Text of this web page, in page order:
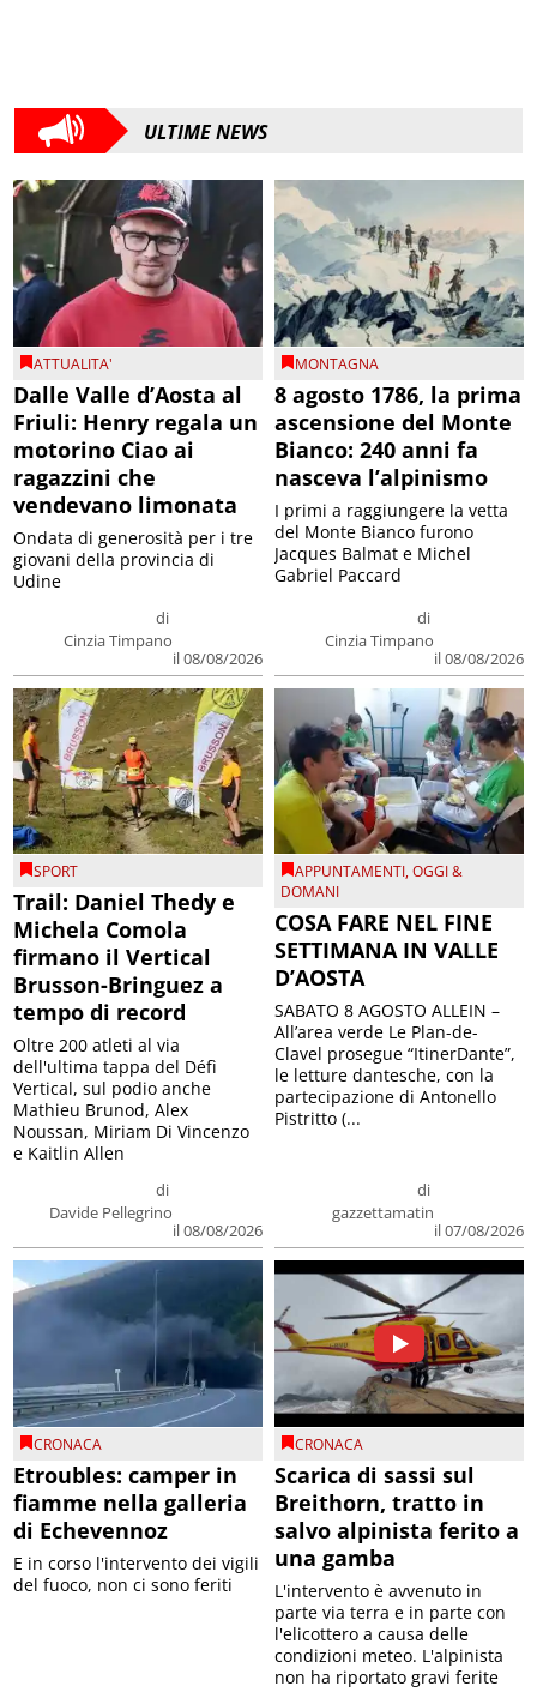
ULTIME NEWS
ATTUALITA'
Dalle Valle d’Aosta al
Friuli: Henry regala un
motorino Ciao ai
ragazzini che
vendevano limonata
di
Cinzia Timpano
il 08/08/2026
Ondata di generosità per i tre
giovani della provincia di
Udine
MONTAGNA
8 agosto 1786, la prima
ascensione del Monte
Bianco: 240 anni fa
nasceva l’alpinismo
di
Cinzia Timpano
il 08/08/2026
I primi a raggiungere la vetta
del Monte Bianco furono
Jacques Balmat e Michel
Gabriel Paccard
SPORT
Trail: Daniel Thedy e
Michela Comola
firmano il Vertical
Brusson-Bringuez a
tempo di record
di
Davide Pellegrino
il 08/08/2026
Oltre 200 atleti al via
dell'ultima tappa del Défì
Vertical, sul podio anche
Mathieu Brunod, Alex
Noussan, Miriam Di Vincenzo
e Kaitlin Allen
APPUNTAMENTI,OGGI &
DOMANI
COSA FARE NEL FINE
SETTIMANA IN VALLE
D’AOSTA
di
gazzettamatin
il 07/08/2026
SABATO 8 AGOSTO ALLEIN –
All’area verde Le Plan-de-
Clavel prosegue “ItinerDante”,
le letture dantesche, con la
partecipazione di Antonello
Pistritto (...
CRONACA
Etroubles: camper in
fiamme nella galleria
di Echevennoz
E in corso l'intervento dei vigili
del fuoco, non ci sono feriti
CRONACA
Scarica di sassi sul
Breithorn, tratto in
salvo alpinista ferito a
una gamba
L'intervento è avvenuto in
parte via terra e in parte con
l'elicottero a causa delle
condizioni meteo. L'alpinista
non ha riportato gravi ferite